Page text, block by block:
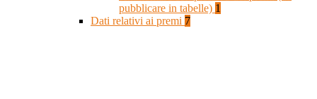
pubblicare in tabelle) 1
Dati relativi ai premi 7